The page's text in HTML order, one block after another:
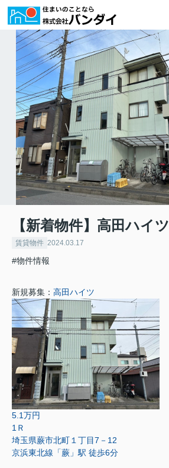
【新着物件】高田ハイツ
賃貸物件 2024.03.17
#物件情報
新規募集： 高田ハイツ
5.1万円
1Ｒ
埼玉県蕨市北町１丁目7－12
京浜東北線「蕨」駅 徒歩6分